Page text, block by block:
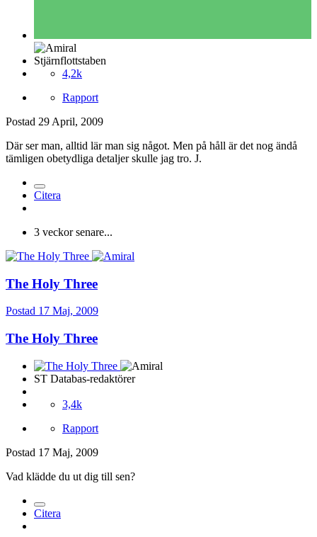
Stjärnflottstaben
4,2k
Rapport
Postad 29 April, 2009
Där ser man, alltid lär man sig något. Men på håll är det nog ändå
tämligen obetydliga detaljer skulle jag tro. J.
Citera
3 veckor senare...
The Holy Three
Postad 17 Maj, 2009
The Holy Three
ST Databas-redaktörer
3,4k
Rapport
Postad 17 Maj, 2009
Vad klädde du ut dig till sen?
Citera